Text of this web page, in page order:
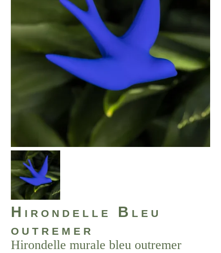
Hirondelle Bleu
outremer
Hirondelle murale bleu outremer